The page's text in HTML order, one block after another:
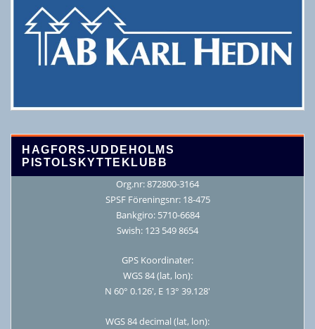
HAGFORS-UDDEHOLMS
PISTOLSKYTTEKLUBB
Org.nr: 872800-3164
SPSF Föreningsnr: 18-475
Bankgiro: 5710-6684
Swish: 123 549 8654
GPS Koordinater:
WGS 84 (lat, lon):
N 60° 0.126′, E 13° 39.128′
WGS 84 decimal (lat, lon):